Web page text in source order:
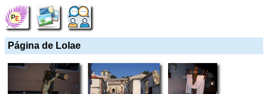
Página de Lolae